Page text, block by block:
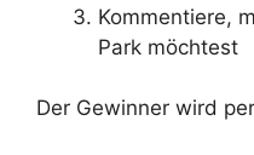
Kommentiere,
Park möchtest
Der Gewinner wird